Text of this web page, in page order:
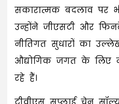
सकारात्मक बदलाव पर
उन्होंने जीएसटी और
नीतिगत सुधारों का
औद्योगिक जगत के लिए
रहे हैं।